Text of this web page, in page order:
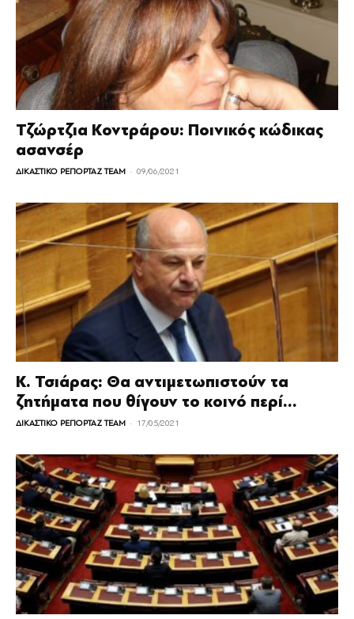
Τζώρτζια Κοντράρου: Ποινικός κώδικας
ασανσέρ
ΔΙΚΑΣΤΙΚΟ ΡΕΠΟΡΤΑΖ TEAM - 09/06/2021
Κ. Τσιάρας: Θα αντιμετωπιστούν τα
ζητήματα που θίγουν το κοινό περί...
ΔΙΚΑΣΤΙΚΟ ΡΕΠΟΡΤΑΖ TEAM - 17/05/2021